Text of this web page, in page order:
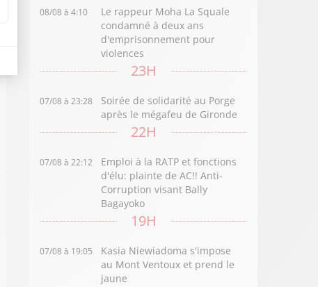
08/08 à 4:10
Le rappeur Moha La Squale
condamné à deux ans
d'emprisonnement pour
violences
23H
07/08 à 23:28
Soirée de solidarité au Porge
après le mégafeu de Gironde
22H
07/08 à 22:12
Emploi à la RATP et fonctions
d'élu: plainte de AC!! Anti-
Corruption visant Bally
Bagayoko
19H
07/08 à 19:05
Kasia Niewiadoma s'impose
au Mont Ventoux et prend le
jaune